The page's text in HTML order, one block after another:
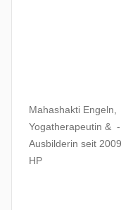
Mahashakti Engeln,
Yogatherapeutin & -
Ausbilderin seit
HP